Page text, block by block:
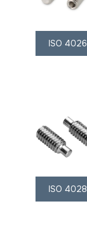
ISO 4026
ISO 4028